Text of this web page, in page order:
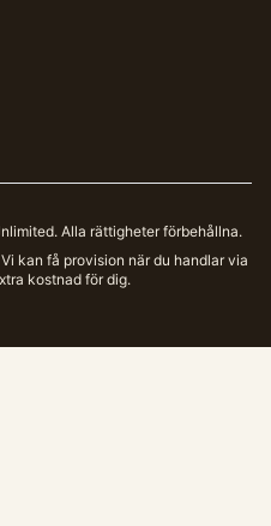
Alla rättigheter förbehållna.
kan få provision när du handlar via
kostnad för dig.